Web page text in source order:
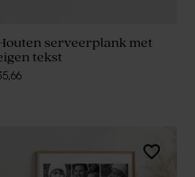
serveerplank met
tekst